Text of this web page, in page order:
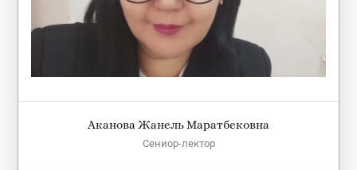
Аканова Жанель Маратбековна
Сениор-лектор